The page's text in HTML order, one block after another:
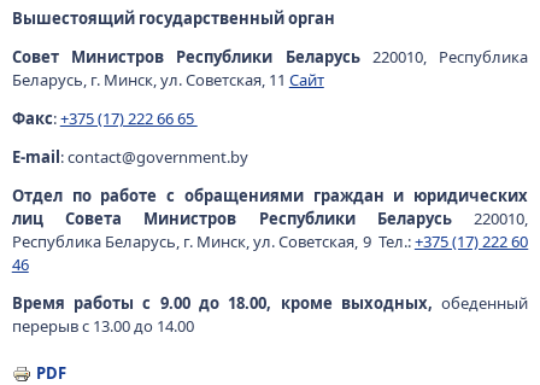
Вышестоящий государственный орган
Совет Министров Республики Беларусь220010, Республика
Беларусь, г. Минск, ул. Советская, 11 Сайт
Факс:+375 (17) 222 66 65
E-mail: contact@government.by
Отдел по работе с обращениями граждан и юридических
лиц Совета Министров Республики Беларусь220010,
Республика Беларусь, г. Минск, ул. Советская, 9 Тел.:+375 (17) 222 60
46
Время работы с 9.00 до 18.00, кроме выходных, обеденный
перерыв с 13.00 до 14.00
PDF